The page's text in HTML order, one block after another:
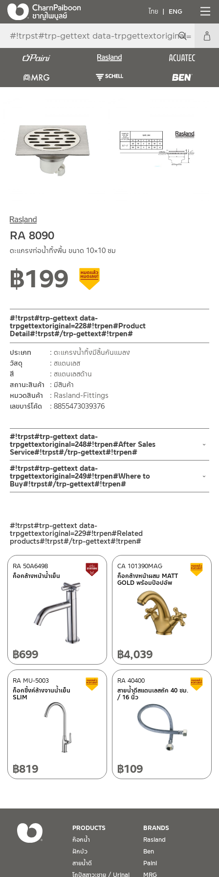
ไทย ENG
RA 8090
ตะแกรงท่อน้ำทิ้งพื้น ขนาด 10×10 ซม
฿199
#!trpst#trp-gettext data-
trpgettextoriginal=228#!trpen#Product
Detail#!trpst#/trp-gettext#!trpen#
ประเภท
ตะแกรงน้ำทิ้งมีลิ้นกันแมลง
วัสดุ
สแตนเลส
สี
สแตนเลสด้าน
สถานะสินค้า
มีสินค้า
หมวดสินค้า
Rasland-Fittings
เลขบาร์โค้ด
8855473039376
#!trpst#trp-gettext data-
trpgettextoriginal=248#!trpen#After Sales
Service#!trpst#/trp-gettext#!trpen#
ช่องทางออนไลน์
– Email: contact@charnpaiboon.com
– LINE: @Rasland
ศูนย์บริการและอะไหล่ กรุงเทพฯ
662/61-62 ถนน พระราม3 แขวงบางโพงพาง เขตยานนาวา กรุงเทพฯ
โทร: 02-358-0080 / 080-075-8668 / 091-545-0556
ศูนย์บริการและอะไหล่
118/33 โครงการอรสิริน ม.8 ต.สันปูเลย อ.ดอยสะเก็ด เชียงใหม่
50220
โทร: 080-075-2626
วันจันทร์ – วันศุกร์ เวลา 8:30-17:30 น.
วันเสาร์ เวลา 8:30-15:00 น.
หยุดวันอาทิตย์ และวันหยุดนักขัตฤกษ์
เงื่อนไขการรับประกันสินค้าได้ หากไม่มีเอกสารดังกล่าว
2. การรับประกันสินค้า จะรับประกันฉพาะสินค้าที่อยู่ในสภาพการใช้งาน
ปกติ หากมีตำหนิ ชำรุด ร้าว ตกพื้น หรือสภาพภายนอกอยู่ในสภาพที่ใช้
งานไม่ได้ ทางบริษัทฯ ถือว่าไม่อยู่ในเงื่อนไขการรับประกัน
#!trpst#trp-gettext data-
trpgettextoriginal=249#!trpen#Where to
Buy#!trpst#/trp-gettext#!trpen#
– Shopee
–Lazada
ติดต่อพนักงานขาย / Contact Sales Staff
โทร: 02-285-5795
LINE:@charnpaiboon.sales
ติดต่อ ชาญไพบูลย์ / Contact Us คลิกที่นี่
#!trpst#trp-gettext data-
trpgettextoriginal=229#!trpen#Related
products#!trpst#/trp-gettext#!trpen#
ก็อกล้างหน้าน้ำเย็น
RA 50A6498 สินค้าปรับราคาลดลง
฿699
ก็อกล้างหน้าผสม MATT
GOLD พร้อมป๊อปอัพ
CA 101390MAG
฿4,039
ก็อกซิ้งค์ล้างจานน้ำเย็น
SLIM
RA MU-5003 สินค้าลดราคา เคลียร์สต็อก
฿819
สายน้ำดีสแตนเลสถัก 40 ซม.
/ 16 นิ้ว
RA 40400
฿109
PRODUCTS
ก๊อกน้ำ
ฝักบัว
สายน้ำดี
BRANDS
Rasland
Ben
Paini